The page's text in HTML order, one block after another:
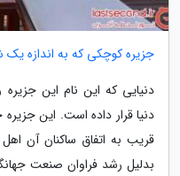
جزیره کوچکی که به اندازه یک
دنیایی که این نام این
دنیا قرار داده است. این
قریب به اتفاق ساکنان آن
بدلیل رشد فراوان صنعت